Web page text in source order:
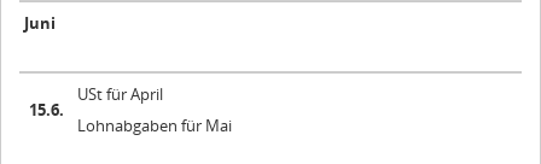
Juni
15.6.
USt für April
Lohnabgaben für Mai